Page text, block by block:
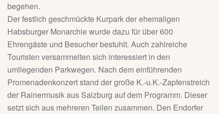
begehen.
Der festlich geschmückte Kurpark der ehemaligen
Habsburger Monarchie wurde dazu für über 600
Ehrengäste und Besucher bestuhlt. Auch zahlreiche
Touristen versammelten sich interessiert in den
umliegenden Parkwegen. Nach dem einführenden
Promenadenkonzert stand der große K.-u.K.-Zapfenstreich
der Rainermusik aus Salzburg auf dem Programm. Dieser
setzt sich aus mehreren Teilen zusammen. Den Endorfer